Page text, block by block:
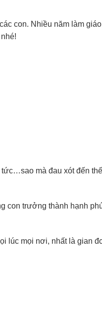
con. Nhiều năm làm giáo
tức…sao mà đau xót đến
con trưởng thành hạnh
lúc mọi nơi, nhất là gian